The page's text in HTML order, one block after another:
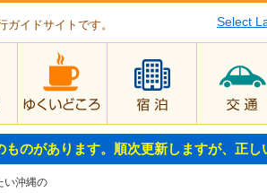
イドサイトです。 Select
みどころ
のがあります。順次更新しますが、正
沖縄の